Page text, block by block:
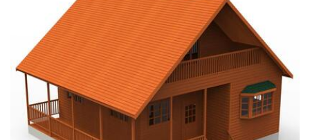
REFERENZEN
KONTAKT